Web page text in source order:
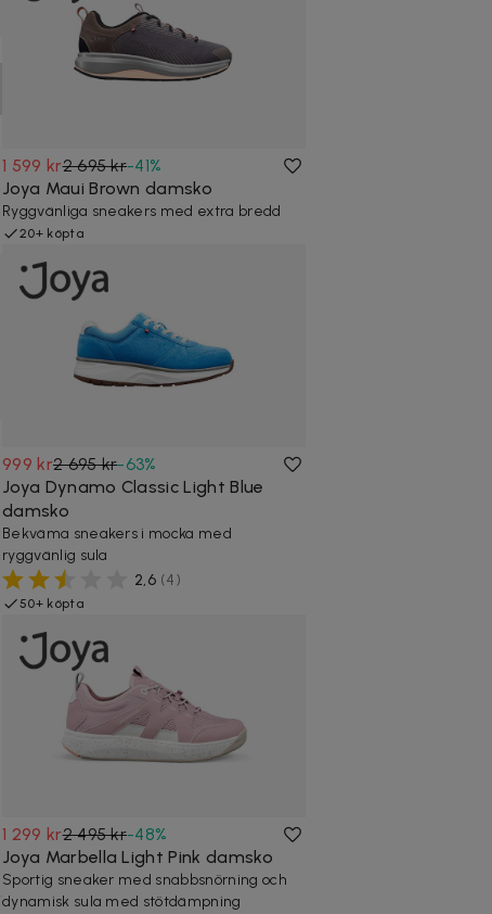
1 599 kr2 695 kr-41%
Joya Maui Brown damsko
Ryggvänliga sneakers med extra bredd
20+ köpta
999 kr2 695 kr-63%
Joya Dynamo Classic Light Blue
damsko
Bekväma sneakers i mocka med
ryggvänlig sula
2,6 (4)
50+ köpta
1 299 kr2 495 kr-48%
Joya Marbella Light Pink damsko
Sportig sneaker med snabbsnörning och
dynamisk sula med stötdämpning